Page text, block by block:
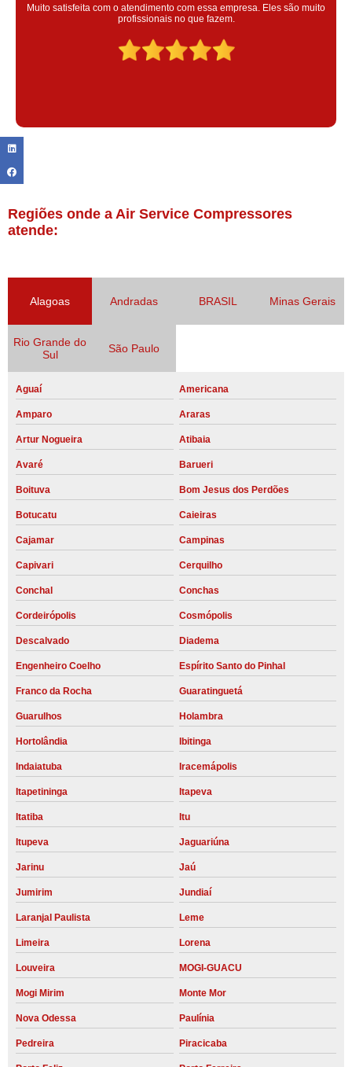
Super satisfeita com o serviço prestado, atendimento muito bom!
colaoradores educado e transparente, destaque para o colaborador
Claudinei excelente profissional!
Regiões onde a Air Service Compressores
atende:
Alagoas Andradas BRASIL Minas Gerais
Rio Grande do
Sul
São Paulo
Aguaí Americana
Amparo Araras
Artur Nogueira Atibaia
Avaré Barueri
Boituva Bom Jesus dos Perdões
Botucatu Caieiras
Cajamar Campinas
Capivari Cerquilho
Conchal Conchas
Cordeirópolis Cosmópolis
Descalvado Diadema
Engenheiro Coelho Espírito Santo do Pinhal
Franco da Rocha Guaratinguetá
Guarulhos Holambra
Hortolândia Ibitinga
Indaiatuba Iracemápolis
Itapetininga Itapeva
Itatiba Itu
Itupeva Jaguariúna
Jarinu Jaú
Jumirim Jundiaí
Laranjal Paulista Leme
Limeira Lorena
Louveira MOGI-GUACU
Mogi Mirim Monte Mor
Nova Odessa Paulínia
Pedreira Piracicaba